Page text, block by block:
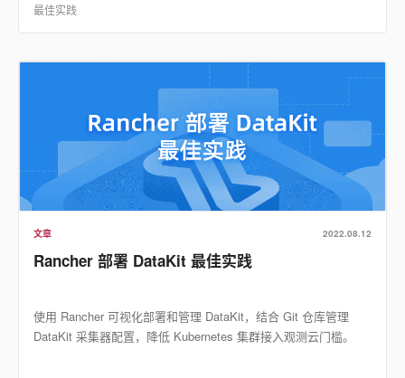
最佳实践
文章 2022.08.12
Rancher 部署 DataKit 最佳实践
使用 Rancher 可视化部署和管理 DataKit，结合 Git 仓库管理
DataKit 采集器配置，降低 Kubernetes 集群接入观测云门槛。